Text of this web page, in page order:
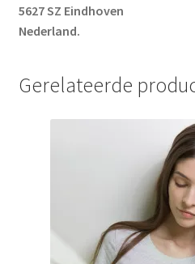
5627 SZ Eindhoven
Nederland.
Gerelateerde